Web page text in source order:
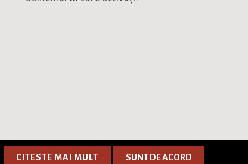
CITESTE MAI MULT SUNT DE ACORD
O Solutie E-commerce.